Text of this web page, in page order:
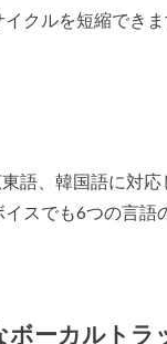
クルを短縮できま
語、韓国語に対
スでも6つの言語
ボーカルトラ